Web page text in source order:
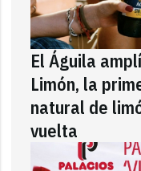
El Águila
Limón, la
natural de
vuelta